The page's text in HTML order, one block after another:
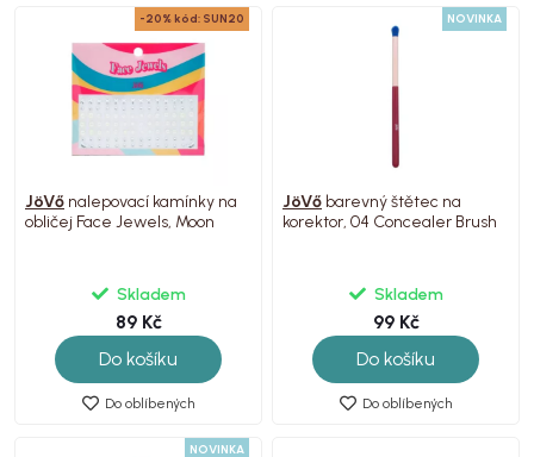
-20% kód: SUN20
JöVő nalepovací kamínky na
obličej Face Jewels, Moon
Skladem
89 Kč
Do košíku
Do oblíbených
NOVINKA
JöVő barevný štětec na
korektor, 04 Concealer Brush
Skladem
99 Kč
Do košíku
Do oblíbených
NOVINKA